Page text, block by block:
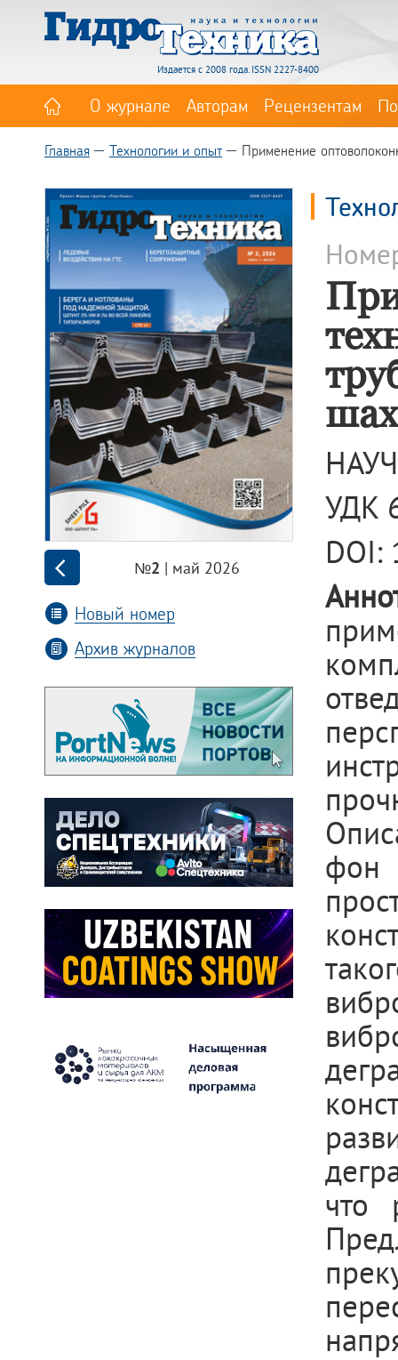
Издается с 2008 года. ISSN 2227-8400
О журнале Авторам Рецензентам
Главная Технологии и опыт Применение
№2 | май 2026
Новый номер
Архив журналов
УДК
DOI:
фон
что